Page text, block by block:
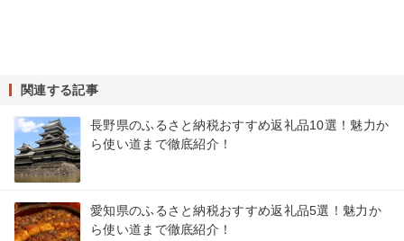
関連する記事
長野県のふるさと納税おすすめ返礼品10選！魅力か
ら使い道まで徹底紹介！
愛知県のふるさと納税おすすめ返礼品5選！魅力か
ら使い道まで徹底紹介！